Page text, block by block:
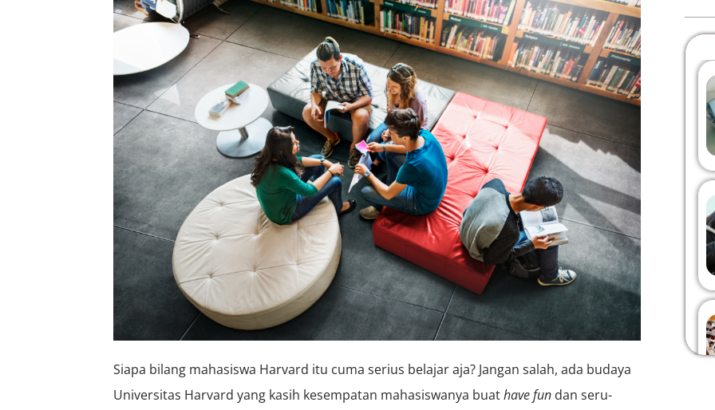
Siapa bilang mahasiswa Harvard itu cuma serius belajar aja? Jangan salah, ada budaya
Universitas Harvard yang kasih kesempatan mahasiswanya buathave fun dan seru-